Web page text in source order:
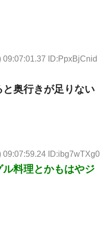
09:07:01.37 ID:PpxBjCnid
奥行きが足りない
09:07:59.24 ID:ibg7wTXg0
料理とかもはやジ